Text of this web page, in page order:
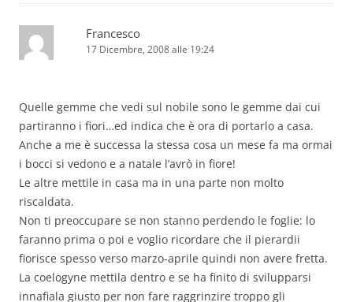
Francesco
17 Dicembre, 2008 alle 19:24
Quelle gemme che vedi sul nobile sono le gemme dai cui
partiranno i fiori…ed indica che è ora di portarlo a casa.
Anche a me è successa la stessa cosa un mese fa ma ormai
i bocci si vedono e a natale l’avrò in fiore!
Le altre mettile in casa ma in una parte non molto
riscaldata.
Non ti preoccupare se non stanno perdendo le foglie: lo
faranno prima o poi e voglio ricordare che il pierardii
fiorisce spesso verso marzo-aprile quindi non avere fretta.
La coelogyne mettila dentro e se ha finito di svilupparsi
innafiala giusto per non fare raggrinzire troppo gli